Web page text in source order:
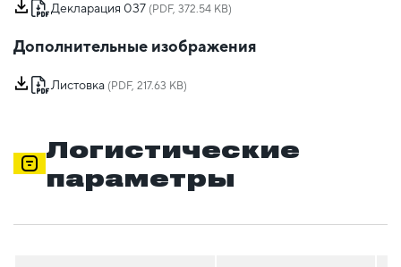
Декларация 037 (PDF, 372.54 KB)
Дополнительные изображения
Листовка (PDF, 217.63 KB)
Логистические
параметры